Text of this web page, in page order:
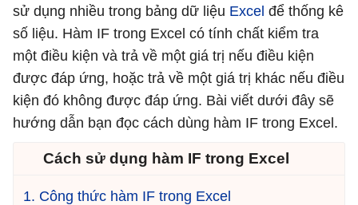
sử dụng nhiều trong bảng dữ liệu Excel để thống kê
số liệu. Hàm IF trong Excel có tính chất kiểm tra
một điều kiện và trả về một giá trị nếu điều kiện
được đáp ứng, hoặc trả về một giá trị khác nếu điều
kiện đó không được đáp ứng. Bài viết dưới đây sẽ
hướng dẫn bạn đọc cách dùng hàm IF trong Excel.
Cách sử dụng hàm IF trong Excel
1. Công thức hàm IF trong Excel